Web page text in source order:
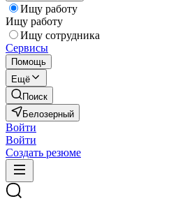
Ищу работу
Ищу работу
Ищу сотрудника
Сервисы
Помощь
Ещё
Поиск
Белозерный
Войти
Войти
Создать резюме